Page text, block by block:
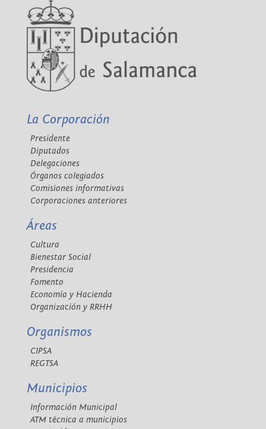
La Corporación
Presidente
Diputados
Delegaciones
Órganos colegiados
Comisiones informativas
Corporaciones anteriores
Áreas
Cultura
Bienestar Social
Presidencia
Fomento
Economía y Hacienda
Organización y RRHH
Organismos
CIPSA
REGTSA
Municipios
Información Municipal
ATM técnica a municipios